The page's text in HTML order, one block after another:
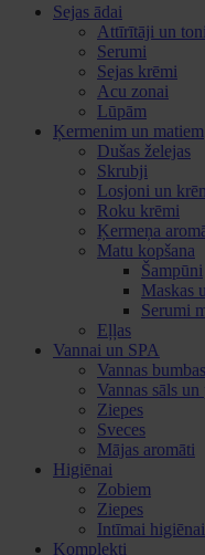
Sejas ādai
Attīrītāji un
Serumi
Sejas krēmi
Acu zonai
Lūpām
Ķermenim un matiem
Dušas želejas
Skrubji
Losjoni un
Roku krēmi
Ķermeņa
Matu kopšana
Šampūni
Maskas
Serumi
Eļļas
Vannai un SPA
Vannas bumbas
Vannas sāls
Ziepes
Sveces
Mājas aromāti
Higiēnai
Zobiem
Ziepes
Intīmai higiēnai
Komplekti